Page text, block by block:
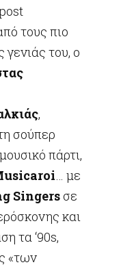
τους πιο
γενιάς του, ο
,
σούπερ
πάρτι,
… με
Singersσε
και
τα ‘90s,
«των